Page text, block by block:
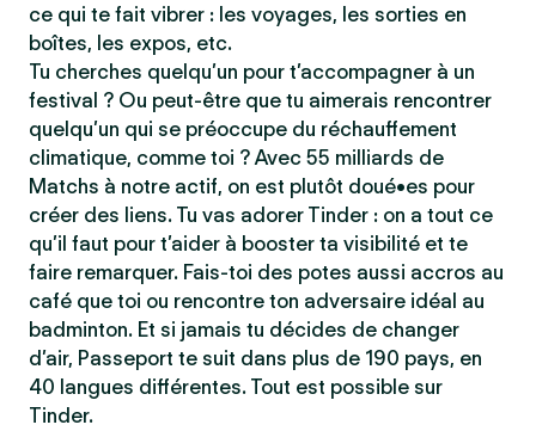
ce qui te fait vibrer : les voyages, les sorties en
boîtes, les expos, etc.
Tu cherches quelqu’un pour t’accompagner à un
festival ? Ou peut-être que tu aimerais rencontrer
quelqu’un qui se préoccupe du réchauffement
climatique, comme toi ? Avec 55 milliards de
Matchs à notre actif, on est plutôt doué•es pour
créer des liens. Tu vas adorer Tinder : on a tout ce
qu’il faut pour t’aider à booster ta visibilité et te
faire remarquer. Fais-toi des potes aussi accros au
café que toi ou rencontre ton adversaire idéal au
badminton. Et si jamais tu décides de changer
d’air, Passeport te suit dans plus de 190 pays, en
40 langues différentes. Tout est possible sur
Tinder.